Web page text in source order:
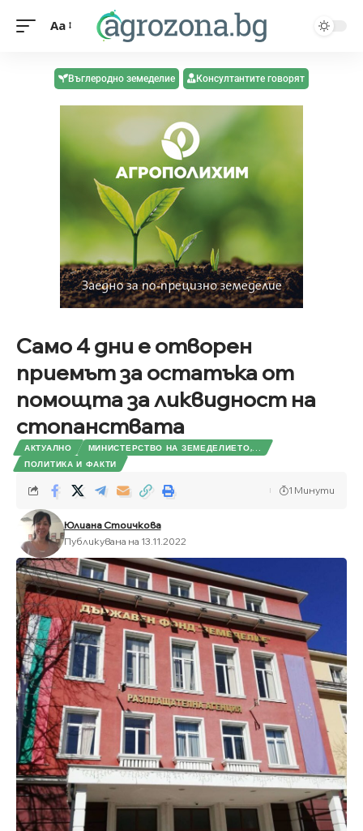
Aa
Въглеродно земеделие Консултантите говорят
Само 4 дни е отворен
приемът за остатъка от
помощта за ликвидност на
стопанствата
АКТУАЛНО
МИНИСТЕРСТВО НА ЗЕМЕДЕЛИЕТО,...
ПОЛИТИКА И ФАКТИ
Юлиана Стоичкова
Публикувана на 13.11.2022
1 Минути